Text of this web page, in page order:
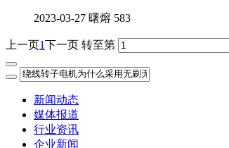
2023-03-27 曙熔 583
上一页1下一页 转至第
新闻动态
媒体报道
行业资讯
企业新闻